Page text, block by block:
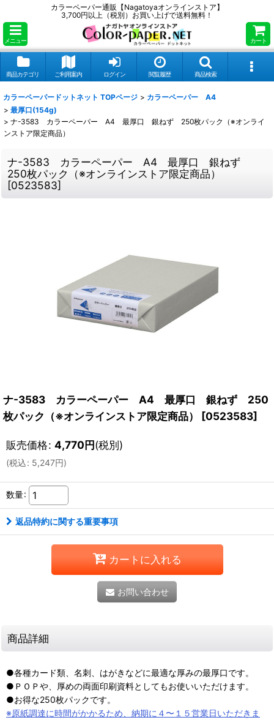
カラーペーパー通販【Nagatoyaオンラインストア】
3,700円以上（税別）お買い上げで送料無料！
メニュー カート
商品カテゴリ ご利用案内 ログイン 閲覧履歴 商品検索
カラーペーパードットネット TOPページ > カラーペーパー A4
> 最厚口(154g)
> ナ-3583 カラーペーパー A4 最厚口 銀ねず 250枚パック（※オンライ
ンストア限定商品）
ナ-3583 カラーペーパー A4 最厚口 銀ねず
250枚パック（※オンラインストア限定商品）
[0523583]
ナ-3583 カラーペーパー A4 最厚口 銀ねず 250
枚パック（※オンラインストア限定商品）
[0523583]
販売価格: 4,770円(税別)
(税込: 5,247円)
数量:
返品特約に関する重要事項
カートに入れる
お問い合わせ
商品詳細
●各種カード類、名刺、はがきなどに最適な厚みの最厚口です。
●ＰＯＰや、厚めの両面印刷資料としてもお使いいただけます。
●お得な250枚パックです。
※原紙調達に時間がかかるため、納期に４〜１５営業日いただきま